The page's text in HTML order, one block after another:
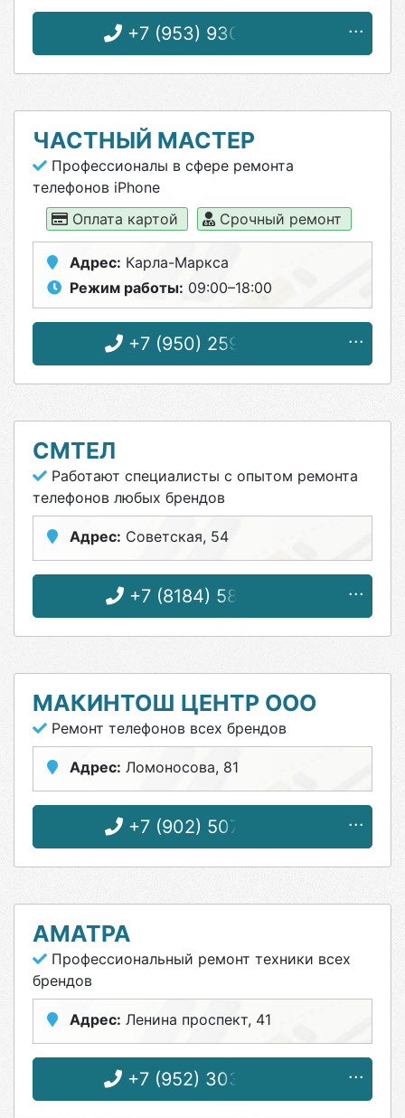
+7 (953) 930-04-99
ЧАСТНЫЙ МАСТЕР
Профессионалы в сфере ремонта
телефонов iPhone
Оплата картой
Срочный ремонт
Адрес: Карла-Маркса
Режим работы: 09:00–18:00
+7 (950) 259-70-64
СМТЕЛ
Работают специалисты с опытом ремонта
телефонов любых брендов
Адрес: Советская, 54
+7 (8184) 58-50-60
МАКИНТОШ ЦЕНТР ООО
Ремонт телефонов всех брендов
Адрес: Ломоносова, 81
+7 (902) 507-09-52
АМАТРА
Профессиональный ремонт техники всех
брендов
Адрес: Ленина проспект, 41
+7 (952) 303-55-36